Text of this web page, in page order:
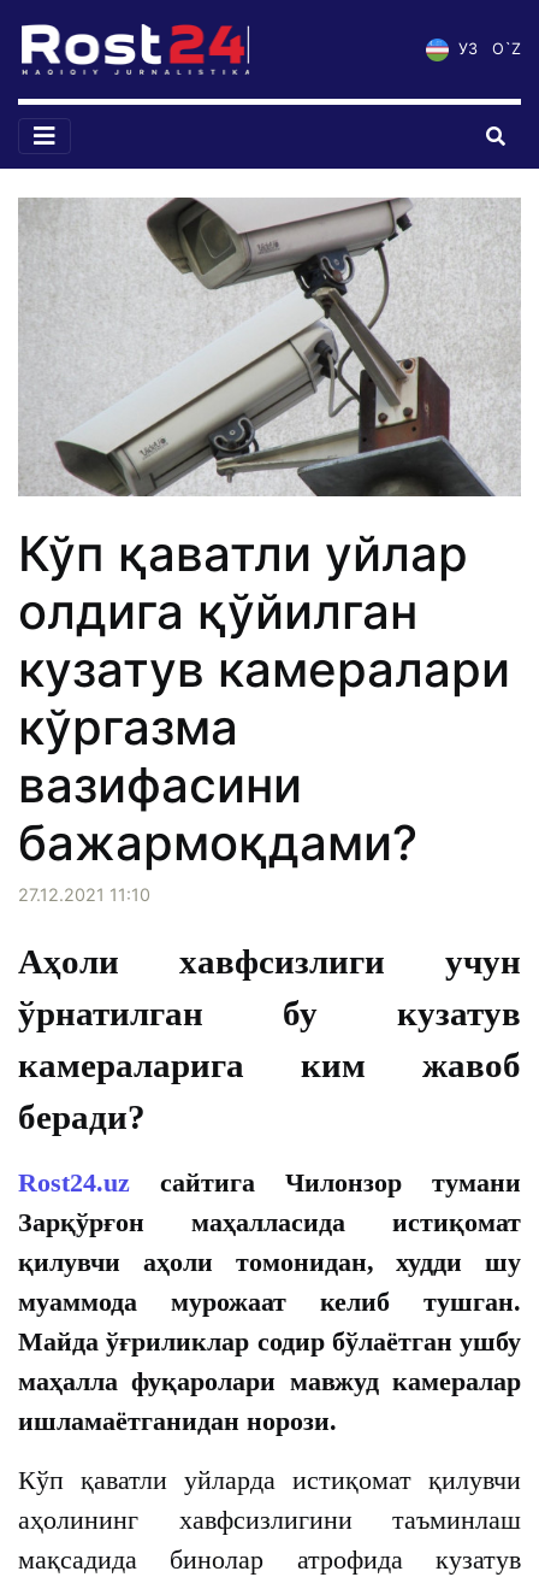
УЗ O`Z
Кўп қаватли уйлар
олдига қўйилган
кузатув камералари
кўргазма
вазифасини
бажармоқдами?
27.12.2021 11:10
Аҳоли хавфсизлиги учун
ўрнатилган бу кузатув
камераларига ким жавоб
беради?
Rost24.uz сайтига Чилонзор тумани
Зарқўрғон маҳалласида истиқомат
қилувчи аҳоли томонидан, худди шу
муаммода мурожаат келиб тушган.
Майда ўғриликлар содир бўлаётган ушбу
маҳалла фуқаролари мавжуд камералар
ишламаётганидан норози.
Кўп қаватли уйларда истиқомат қилувчи
аҳолининг хавфсизлигини таъминлаш
мақсадида бинолар атрофида кузатув